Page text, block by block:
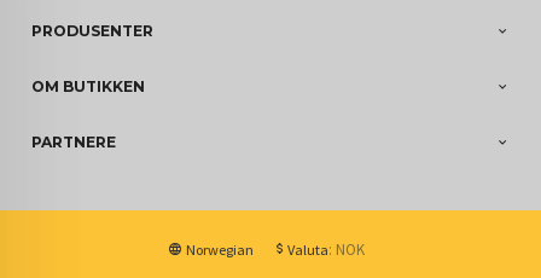
PRODUSENTER
OM BUTIKKEN
PARTNERE
Norwegian Valuta: NOK